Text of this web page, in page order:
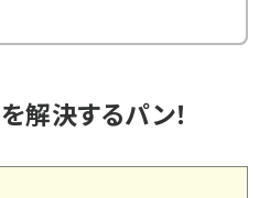
解決するパン！